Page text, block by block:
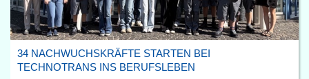
34 NACHWUCHSKRÄFTE STARTEN BEI
TECHNOTRANS INS BERUFSLEBEN